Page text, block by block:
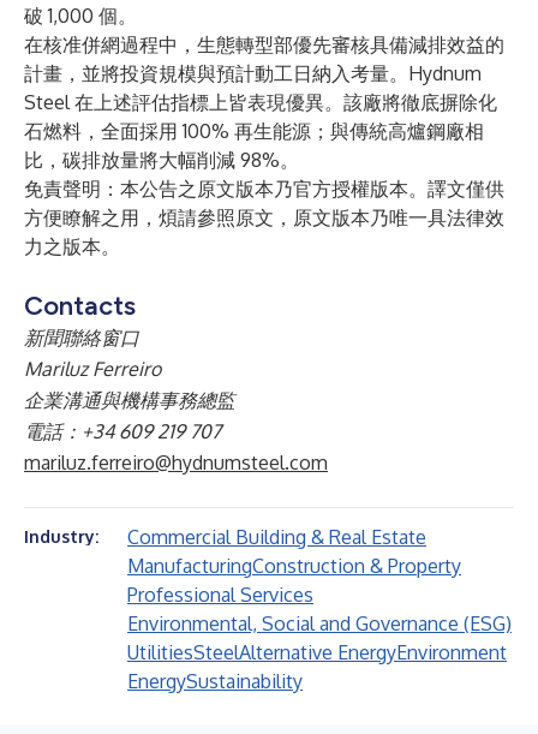
破 1,000 個。
在核准併網過程中，生態轉型部優先審核具備減排效益的
計畫，並將投資規模與預計動工日納入考量。Hydnum
Steel 在上述評估指標上皆表現優異。該廠將徹底摒除化
石燃料，全面採用 100% 再生能源；與傳統高爐鋼廠相
比，碳排放量將大幅削減 98%。
免責聲明：本公告之原文版本乃官方授權版本。譯文僅供
方便瞭解之用，煩請參照原文，原文版本乃唯一具法律效
力之版本。
Contacts
新聞聯絡窗口
Mariluz Ferreiro
企業溝通與機構事務總監
電話：+34 609 219 707
mariluz.ferreiro@hydnumsteel.com
Industry:
Commercial Building & Real Estate
ManufacturingConstruction & Property
Professional Services
Environmental, Social and Governance (ESG)
UtilitiesSteelAlternative EnergyEnvironment
EnergySustainability